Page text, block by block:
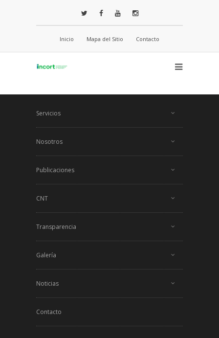
Inicio Mapa del Sitio Contacto
Servicios
Nosotros
Publicaciones
CNT
Transparencia
Galería
Noticias
Contacto